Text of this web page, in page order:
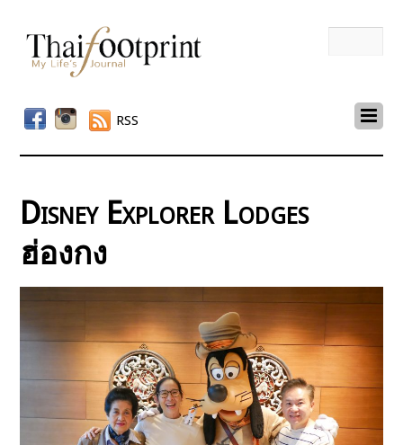
RSS
Disney Explorer Lodges
ฮ่องกง